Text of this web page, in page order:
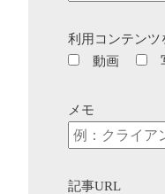
利用コンテンツ
動画
メモ
記事URL